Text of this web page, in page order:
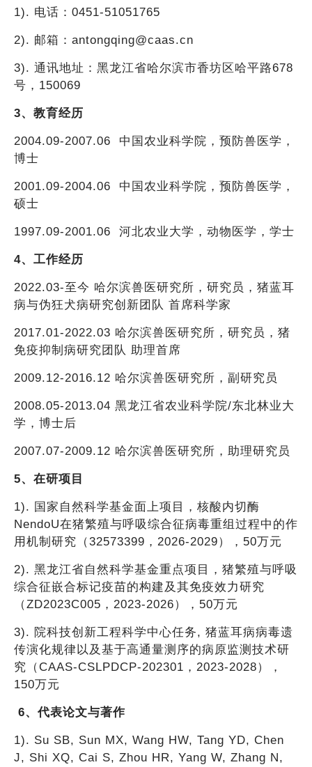
1). 电话：0451-51051765
2). 邮箱：antongqing@caas.cn
3). 通讯地址：黑龙江省哈尔滨市香坊区哈平路678
号，150069
3、教育经历
2004.09-2007.06 中国农业科学院，预防兽医学，
博士
2001.09-2004.06 中国农业科学院，预防兽医学，
硕士
1997.09-2001.06 河北农业大学，动物医学，学士
4、工作经历
2022.03-至今 哈尔滨兽医研究所，研究员，猪蓝耳
病与伪狂犬病研究创新团队 首席科学家
2017.01-2022.03 哈尔滨兽医研究所，研究员，猪
免疫抑制病研究团队 助理首席
2009.12-2016.12 哈尔滨兽医研究所，副研究员
2008.05-2013.04 黑龙江省农业科学院/东北林业大
学，博士后
2007.07-2009.12 哈尔滨兽医研究所，助理研究员
5、在研项目
1). 国家自然科学基金面上项目，核酸内切酶
NendoU在猪繁殖与呼吸综合征病毒重组过程中的作
用机制研究（32573399，2026-2029），50万元
2). 黑龙江省自然科学基金重点项目，猪繁殖与呼吸
综合征嵌合标记疫苗的构建及其免疫效力研究
（ZD2023C005，2023-2026），50万元
3). 院科技创新工程科学中心任务, 猪蓝耳病病毒遗
传演化规律以及基于高通量测序的病原监测技术研
究（CAAS-CSLPDCP-202301，2023-2028），
150万元
6、代表论文与著作
1). Su SB, Sun MX, Wang HW, Tang YD, Chen
J, Shi XQ, Cai S, Zhou HR, Yang W, Zhang N,